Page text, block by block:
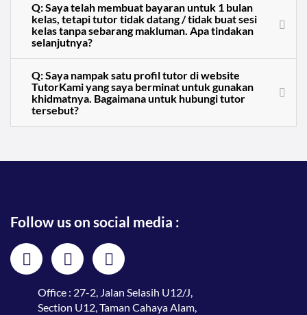
Q: Saya telah membuat bayaran untuk 1 bulan
kelas, tetapi tutor tidak datang / tidak buat sesi
kelas tanpa sebarang makluman. Apa tindakan
selanjutnya?
Q: Saya nampak satu profil tutor di website
TutorKami yang saya berminat untuk gunakan
khidmatnya. Bagaimana untuk hubungi tutor
tersebut?
Follow us on social media :
Office : 27-2, Jalan Selasih U12/J,
Section U12, Taman Cahaya Alam,